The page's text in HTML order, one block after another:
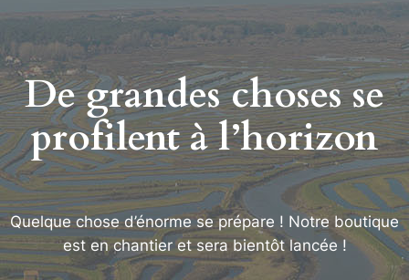
De grandes choses se
profilent à l’horizon
Quelque chose d’énorme se prépare ! Notre boutique
est en chantier et sera bientôt lancée !